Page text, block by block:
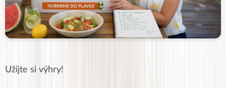
Užijte si výhry!